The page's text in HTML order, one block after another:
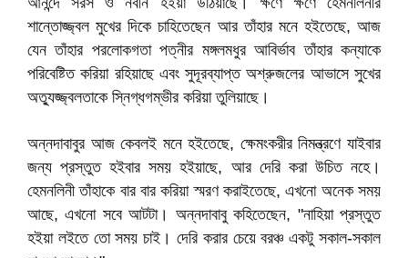
শান্তোজ্জ্বল মুখের দিকে চাহিতেছেন আর তাঁহার মনে হইতেছে, আজ
যেন তাঁহার পরলোকগতা পত্নীর মঙ্গলমধুর আবির্ভাব তাঁহার কন্যাকে
পরিবেষ্টিত করিয়া রহিয়াছে এবং সুদূরব্যাপ্ত অশ্রুজলের আভাসে সুখের
অত্যুজ্জ্বলতাকে স্নিগ্ধগম্ভীর করিয়া তুলিয়াছে।
অন্নদাবাবুর আজ কেবলই মনে হইতেছে, ক্ষেমংকরীর নিমন্ত্রণে যাইবার
জন্য প্রস্তুত হইবার সময় হইয়াছে, আর দেরি করা উচিত নহে।
হেমনলিনী তাঁহাকে বার বার করিয়া স্মরণ করাইতেছে, এখনো অনেক সময়
আছে, এখনো সবে আটটা। অন্নদাবাবু কহিতেছেন, "নাহিয়া প্রস্তুত
হইয়া লইতে তো সময় চাই। দেরি করার চেয়ে বরঞ্চ একটু সকাল-সকাল